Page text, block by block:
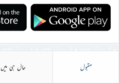
مقبول حال ہی میں